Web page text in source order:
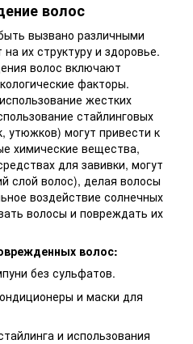
волос
вызвано различными
их структуру и здоровье.
волос включают
факторы.
жестких
стайлинговых
утюжков) могут привести к
химические вещества,
для завивки, могут
слой волос), делая волосы
воздействие солнечных
волосы и повреждать их
волос:
без сульфатов.
и маски для
и использования